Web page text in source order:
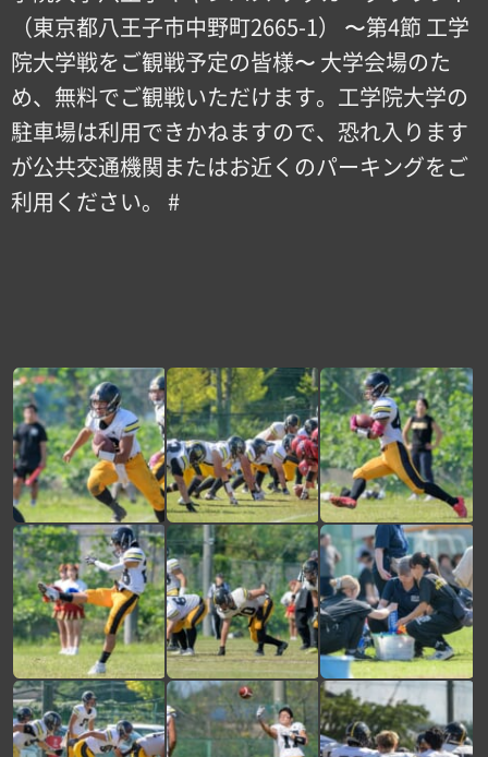
（東京都八王子市中野町2665-1） 〜第4節 工学
院大学戦をご観戦予定の皆様〜 大学会場のた
め、無料でご観戦いただけます。工学院大学の
駐車場は利用できかねますので、恐れ入ります
が公共交通機関またはお近くのパーキングをご
利用ください。 #